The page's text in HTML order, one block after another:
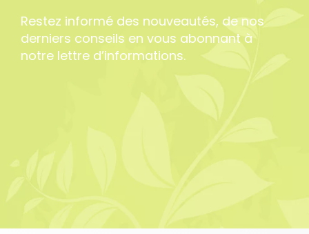
Restez informé des nouveautés, de nos
derniers conseils en vous abonnant à
notre lettre d’informations.